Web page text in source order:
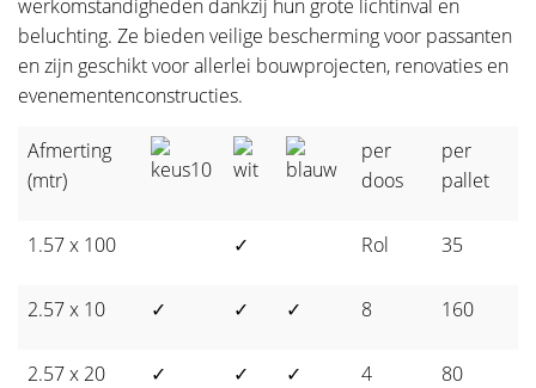
werkomstandigheden dankzij hun grote lichtinval en
beluchting. Ze bieden veilige bescherming voor passanten
en zijn geschikt voor allerlei bouwprojecten, renovaties en
evenementenconstructies.
Afmerting
(mtr)
per
doos
per
pallet
1.57 x 100 ✓ Rol 35
2.57 x 10 ✓ ✓ ✓ 8 160
2.57 x 20 ✓ ✓ ✓ 4 80